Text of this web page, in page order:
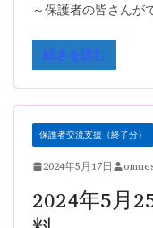
～保護者の皆さんが
続きを読む
保護者交流支援（終了分）
2024年5月17日
2024年5月